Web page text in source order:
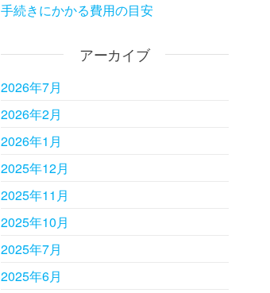
手続きにかかる費用の目安
アーカイブ
2026年7月
2026年2月
2026年1月
2025年12月
2025年11月
2025年10月
2025年7月
2025年6月